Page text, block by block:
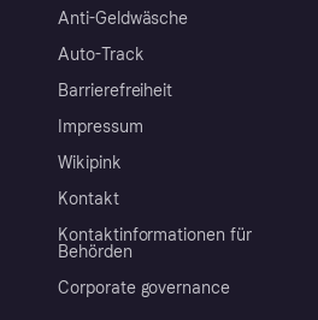
Anti-Geldwäsche
Auto-Track
Barrierefreiheit
Impressum
Wikipink
Kontakt
Kontaktinformationen für
Behörden
Corporate governance